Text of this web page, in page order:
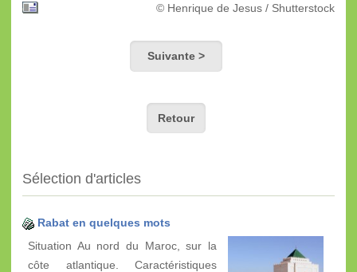
© Henrique de Jesus / Shutterstock
Suivante >
Retour
Sélection d'articles
Rabat en quelques mots
Situation Au nord du Maroc, sur la
côte atlantique. Caractéristiques